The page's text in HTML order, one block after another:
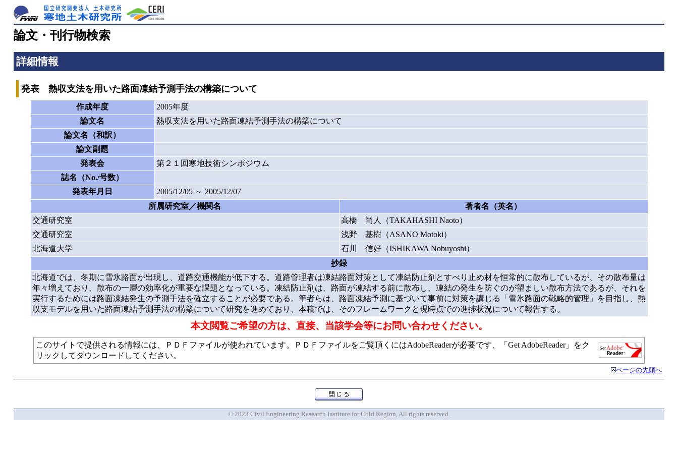
論文・刊行物検索
詳細情報
発表 熱収支法を用いた路面凍結予測手法の構築について
作成年度
2005年度
論文名
熱収支法を用いた路面凍結予測手法の構築について
論文名（和訳）
論文副題
発表会
第２１回寒地技術シンポジウム
誌名（No./号数）
発表年月日
2005/12/05 ～ 2005/12/07
所属研究室／機関名
著者名（英名）
交通研究室
高橋 尚人（TAKAHASHI Naoto）
交通研究室
浅野 基樹（ASANO Motoki）
北海道大学
石川 信好（ISHIKAWA Nobuyoshi）
抄録
北海道では、冬期に雪氷路面が出現し、道路交通機能が低下する。道路管理者は凍結路面対策として凍結防止剤とすべり止め材を恒常的に散布しているが、その散布量は
年々増えており、散布の一層の効率化が重要な課題となっている。凍結防止剤は、路面が凍結する前に散布し、凍結の発生を防ぐのが望ましい散布方法であるが、それを
実行するためには路面凍結発生の予測手法を確立することが必要である。筆者らは、路面凍結予測に基づいて事前に対策を講じる「雪氷路面の戦略的管理」を目指し、熱
収支モデルを用いた路面凍結予測手法の構築について研究を進めており、本稿では、そのフレームワークと現時点での進捗状況について報告する。
本文閲覧ご希望の方は、直接、当該学会等にお問い合わせください。
このサイトで提供される情報には、ＰＤＦファイルが使われています。ＰＤＦファイルをご覧頂くにはAdobeReaderが必要です、「Get AdobeReader」をク
リックしてダウンロードしてください。
ページの先頭へ
© 2023 Civil Engineering Research Institute for Cold Region, All rights reserved.